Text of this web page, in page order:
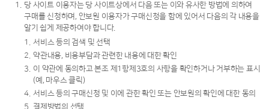
1.
당 사이트 이용자는 당 사이트상에서 다음 또는 이와 유사한 방법에 의하여
구매를 신청하며, 안보원 이용자가 구매신청을 함에 있어서 다음의 각 내용을
알기 쉽게 제공하여야 합니다.
1.
서비스 등의 검색 및 선택
2. 약관내용, 비용부담과 관련한 내용에 대한 확인
3.
이 약관에 동의하고 본조 제1항제3호의 사항을 확인하거나 거부하는 표시
(예, 마우스 클릭)
4. 서비스 등의 구매신청 및 이에 관한 확인 또는 안보원의 확인에 대한 동의
5.
결제방법의 선택